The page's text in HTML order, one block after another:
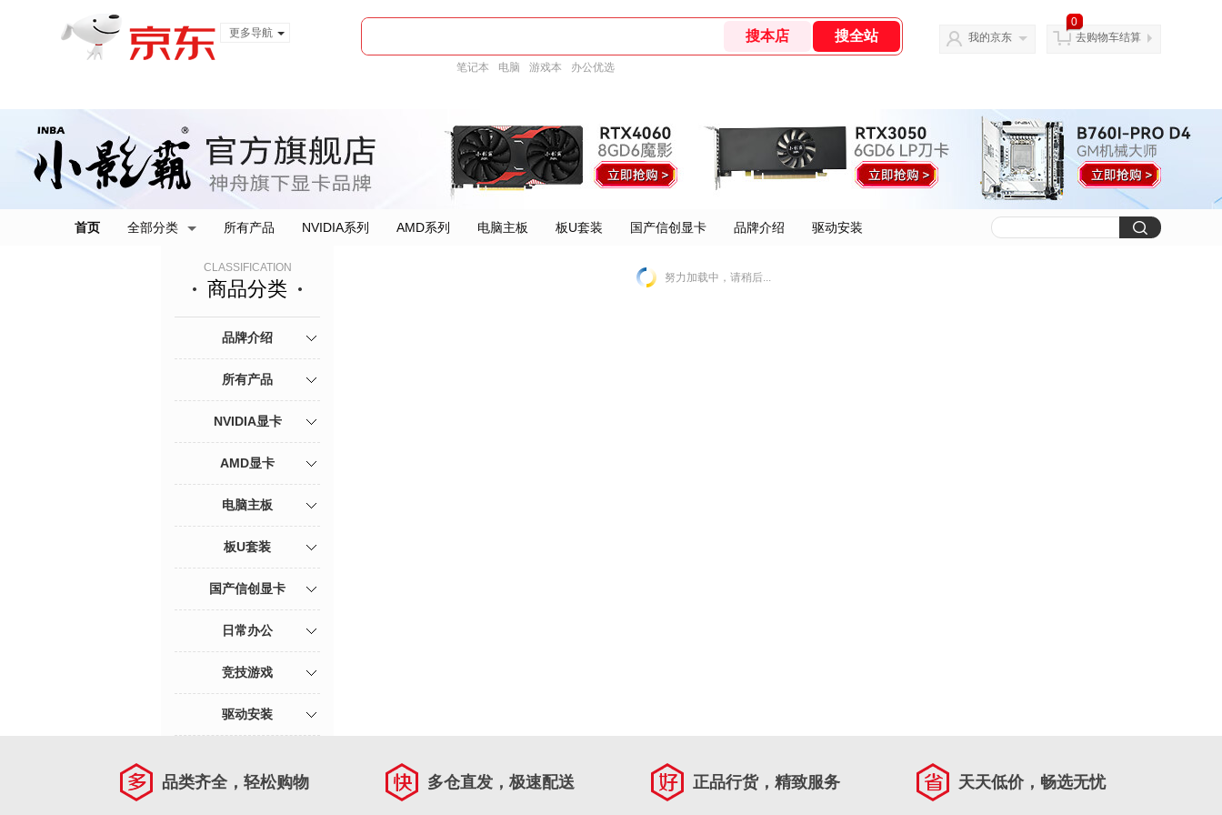
更多导航
笔记本 电脑 游戏本 办公优选
我的京东
0
去购物车结算
首页 全部分类 所有产品 NVIDIA系列 AMD系列 电脑主板 板U套装 国产信创显卡 品牌介绍 驱动安装
CLASSIFICATION
商品分类
品牌介绍
所有产品
NVIDIA显卡
AMD显卡
电脑主板
板U套装
国产信创显卡
日常办公
竞技游戏
驱动安装
努力加载中，请稍后...
品类齐全，轻松购物 多仓直发，极速配送 正品行货，精致服务 天天低价，畅选无忧